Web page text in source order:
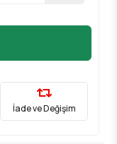
İade ve Değişim